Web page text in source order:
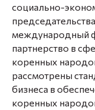
социально-
международный
партнерство в
коренных
рассмотрены
бизнеса в
коренных